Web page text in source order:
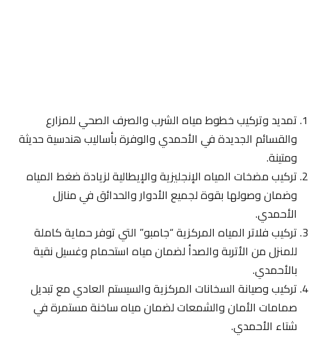
تمديد وتركيب خطوط مياه الشرب والصرف الصحي للمزارع
والقسائم الجديدة في الأحمدي والوفرة بأساليب هندسية حديثة
ومتينة.
تركيب مضخات المياه الإنجليزية والإيطالية لزيادة ضغط المياه
وضمان وصولها بقوة لجميع الأدوار والحدائق في منازل
الأحمدي.
تركيب فلاتر المياه المركزية “جامبو” التي توفر حماية كاملة
للمنزل من الأتربة والصدأ لضمان مياه استحمام وغسيل نقية
بالأحمدي.
تركيب وصيانة السخانات المركزية والسيستم العادي مع تبديل
صمامات الأمان والشمعات لضمان مياه ساخنة مستمرة في
شتاء الأحمدي.